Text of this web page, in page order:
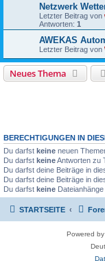
Netzwerk
Letzter Beitrag von
Antworten: 1
AWEKAS
Letzter Beitrag von
Neues Thema
BERECHTIGUNGEN IN
Du darfst keine neuen
Du darfst keineAntworten zu
Du darfst deine Beiträge in
Du darfst deine Beiträge in
Du darfst keine
STARTSEITE
Powered by